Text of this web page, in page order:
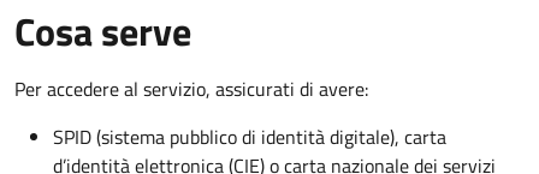
Cosa serve
Per accedere al servizio, assicurati di avere:
SPID (sistema pubblico di identità digitale), carta
d’identità elettronica (CIE) o carta nazionale dei servizi